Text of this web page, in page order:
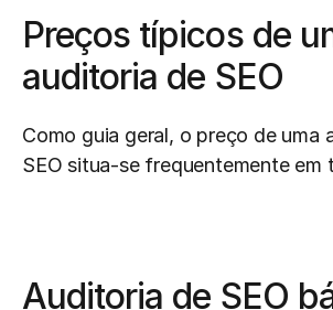
Preços típicos de
auditoria de SEO
Como guia geral, o preço de uma
SEO situa-se frequentemente em
Auditoria de SEO